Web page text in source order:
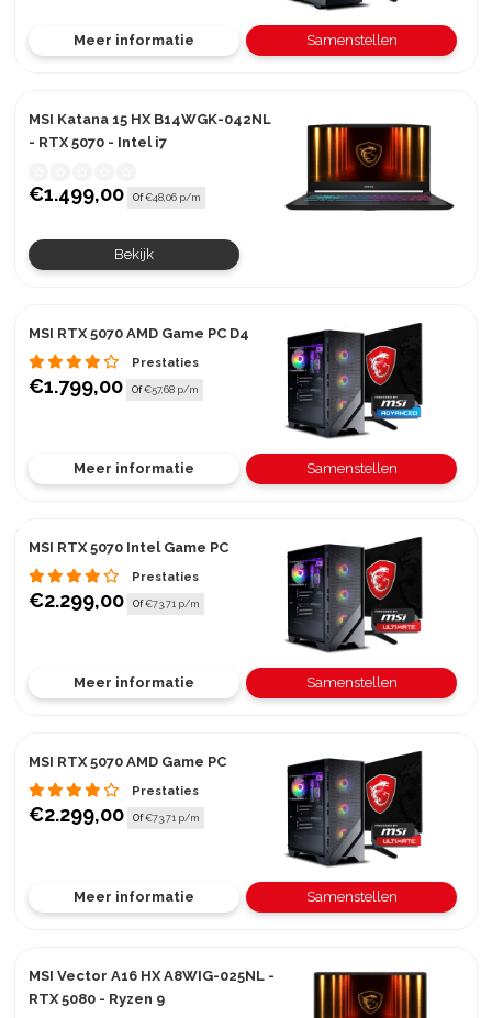
Meer informatie Samenstellen
MSI Katana 15 HX B14WGK-042NL
- RTX 5070 - Intel i7
€1.499,00 Of€48,06 p/m
Bekijk
MSI RTX 5070 AMD Game PC D4
Prestaties
€1.799,00 Of€57,68 p/m
Meer informatie Samenstellen
MSI RTX 5070 Intel Game PC
Prestaties
€2.299,00 Of€73,71 p/m
Meer informatie Samenstellen
MSI RTX 5070 AMD Game PC
Prestaties
€2.299,00 Of€73,71 p/m
Meer informatie Samenstellen
MSI Vector A16 HX A8WIG-025NL -
RTX 5080 - Ryzen 9